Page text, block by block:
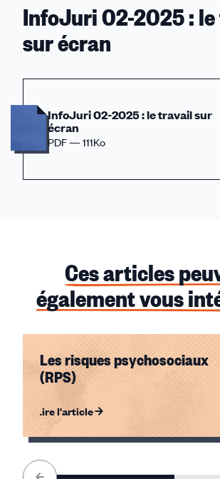
InfoJuri 02-2025 :
sur écran
InfoJuri 02-2025 : le travail sur
écran
PDF — 111Ko
Ces articles
également vous
Les risques psychosociaux
(RPS)
Lire l'article